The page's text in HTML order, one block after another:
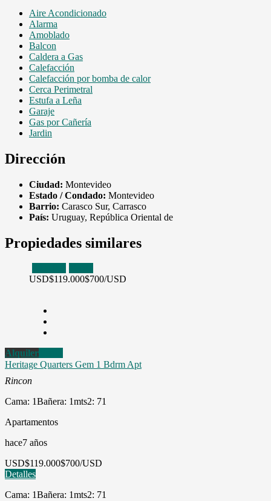
Aire Acondicionado
Alarma
Amoblado
Balcon
Caldera a Gas
Calefacción
Calefacción por bomba de calor
Cerca Perimetral
Estufa a Leña
Garaje
Gas por Cañería
Jardin
Dirección
Ciudad: Montevideo
Estado / Condado: Montevideo
Barrio: Carasco Sur, Carrasco
País: Uruguay, República Oriental de
Propiedades similares
USD$119.000$700/USD
Alquiler
Heritage Quarters Gem 1 Bdrm Apt
Rincon
Cama: 1Bañera: 1mts2: 71
Apartamentos
hace7 años
USD$119.000$700/USD
Detalles
Cama: 1Bañera: 1mts2: 71